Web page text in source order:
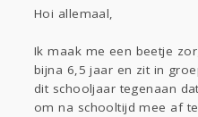
Sport
Lezen
Hoi allemaal,
Ik maak me een beetje
bijna 6,5 jaar en zit in
dit schooljaar tegenaan
om na schooltijd mee af